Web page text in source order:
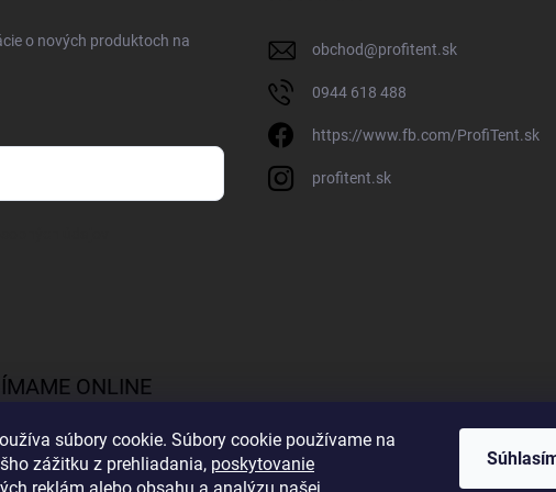
súbory cookie. Súbory cookie používame na
zážitku z prehliadania, poskytovanie
o nových produktoch na
obchod@profitent.sk
0944 618 488
https://www.fb.com/ProfiTent.sk
profitent.sk
ONLINE